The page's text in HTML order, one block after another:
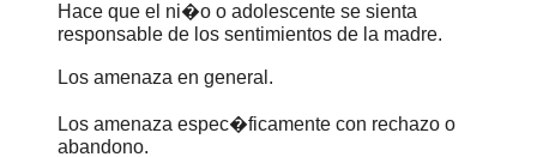
Hace que el ni�o o adolescente se sienta
responsable de los sentimientos de la madre.
Los amenaza en general.
Los amenaza espec�ficamente con rechazo o
abandono.